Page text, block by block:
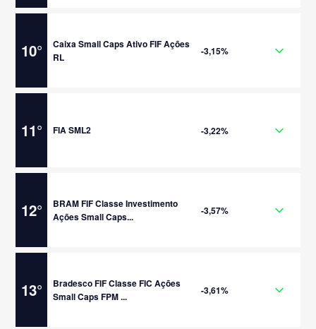
10°
Caixa Small Caps Ativo FIF Ações
RL
-3,15%
11° FIA SML2 -3,22%
12°
BRAM FIF Classe Investimento
Ações Small Caps...
-3,57%
13°
Bradesco FIF Classe FIC Ações
Small Caps FPM ...
-3,61%